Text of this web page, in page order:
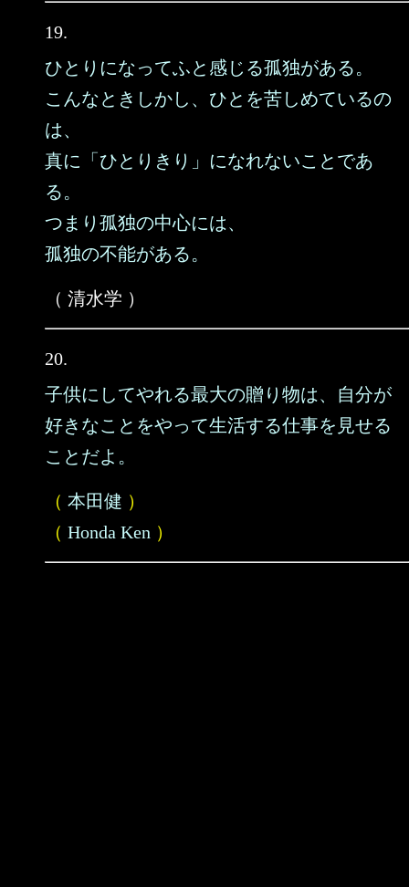
19.
ひとりになってふと感じる孤独がある。
こんなときしかし、ひとを苦しめているの
は、
真に「ひとりきり」になれないことであ
る。
つまり孤独の中心には、
孤独の不能がある。
（ 清水学 ）
20.
子供にしてやれる最大の贈り物は、自分が
好きなことをやって生活する仕事を見せる
ことだよ。
（ 本田健 ）
（ Honda Ken ）